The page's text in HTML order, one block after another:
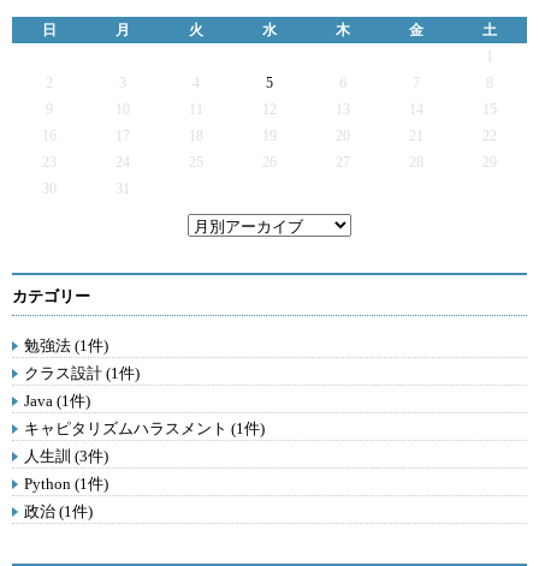
日 月 火 水 木 金
土
2
3 4 5 6 7
9
12 13 14
15
16
17 19 20 21
22
23
24 25 26 27 28
29
30
31
カテゴリー
勉強法 (1件)
クラス設計 (1件)
Java (1件)
キャピタリズムハラスメント (1件)
人生訓 (3件)
Python (1件)
政治 (1件)